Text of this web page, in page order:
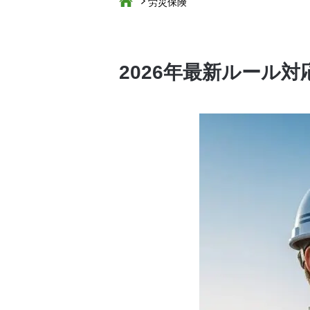
2026年最新ルール対